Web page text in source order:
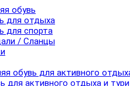
обувь
для отдыха
для спорта
/ Сланцы
обувь для активного
для активного отдыха и